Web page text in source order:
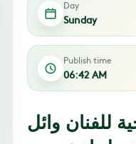
Day
Sunday
Publish time
06:42 AM
للفنان وائل